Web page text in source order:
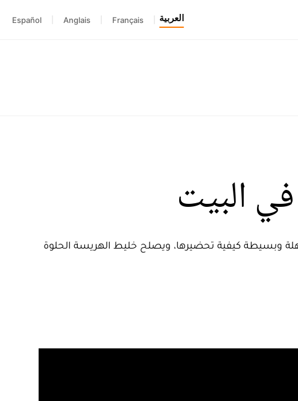
العربية Français
Anglais
Español
البيت
وبسيطة كيفية تحضيرها، ويصلح خليط الهريسة الحلوة